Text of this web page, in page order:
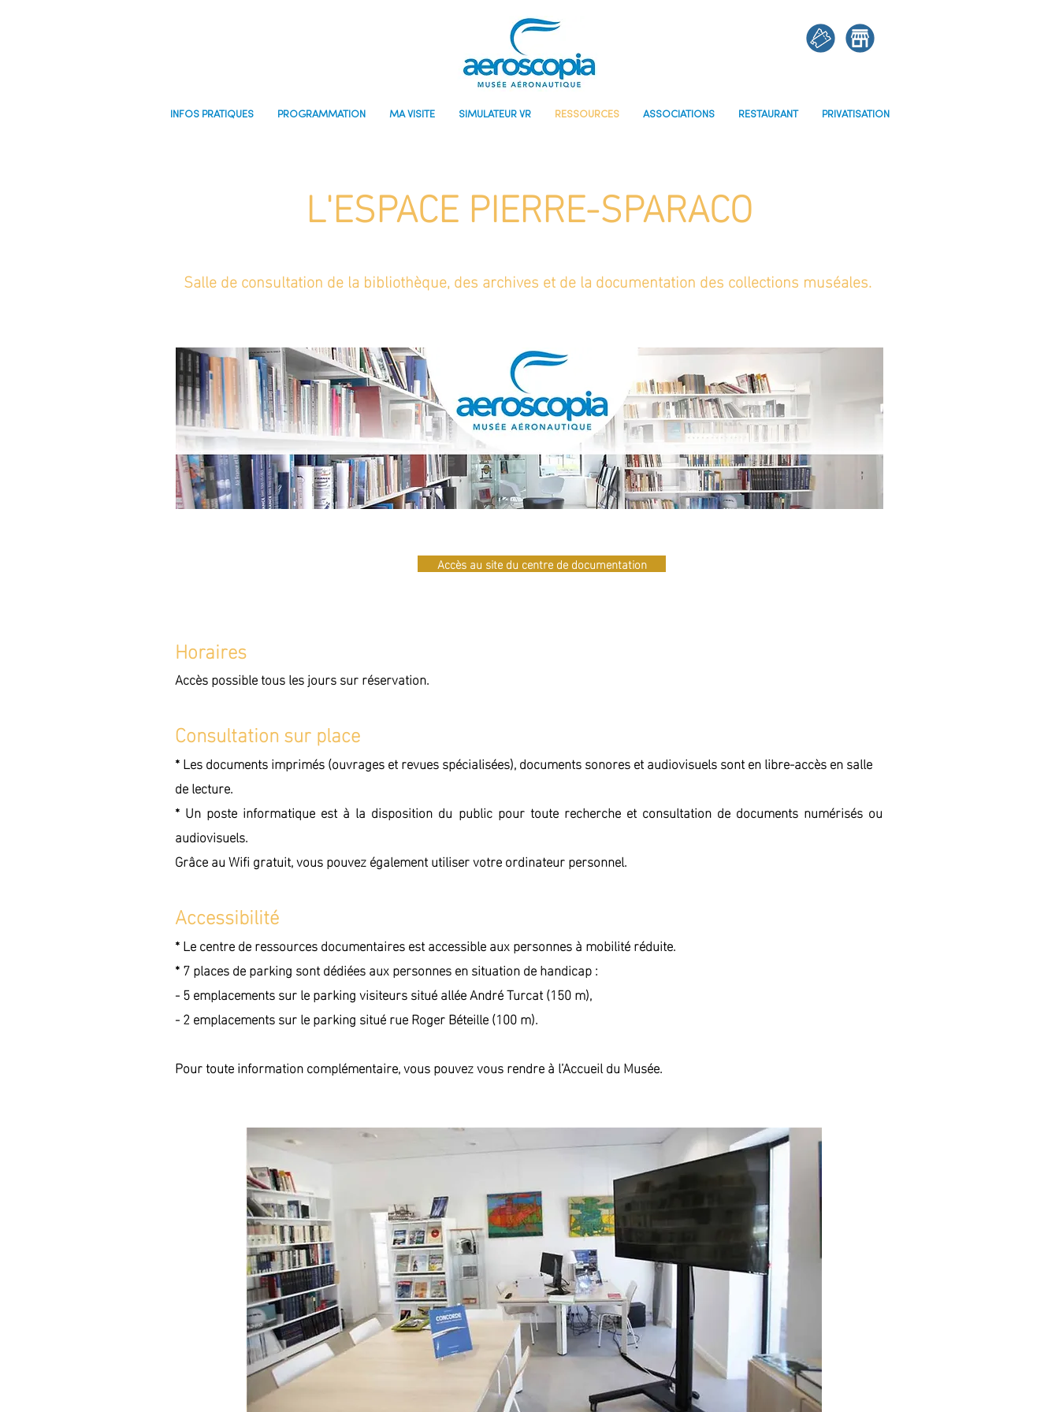
INFOS PRATIQUES PROGRAMMATION MA VISITE SIMULATEUR VR RESSOURCES ASSOCIATIONS RESTAURANT PRIVATISATION
L'ESPACE PIERRE-SPARACO
Salle de consultation de la bibliothèque, des archives et de la documentation des collections muséales.
Accès au site du centre de documentation
Horaires
Accès possible tous les jours sur réservation.
Consultation sur place
* Les documents imprimés (ouvrages et revues spécialisées), documents sonores et audiovisuels sont en libre-accès en salle
de lecture.
* Un poste informatique est à la disposition du public pour toute recherche et consultation de documents numérisés ou
audiovisuels.
Grâce au Wifi gratuit, vous pouvez également utiliser votre ordinateur personnel.
Accessibilité
* Le centre de ressources documentaires est accessible aux personnes à mobilité réduite.
* 7 places de parking sont dédiées aux personnes en situation de handicap :
- 5 emplacements sur le parking visiteurs situé allée André Turcat (150 m),
- 2 emplacements sur le parking situé rue Roger Béteille (100 m).
Pour toute information complémentaire, vous pouvez vous rendre à l’Accueil du Musée.